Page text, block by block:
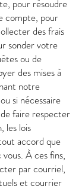
pour résoudre
compte, pour
des frais
sonder votre
ou de
des mises à
notre
si nécessaire
faire respecter
les lois
accord que
À ces fins,
par courriel,
et courrier